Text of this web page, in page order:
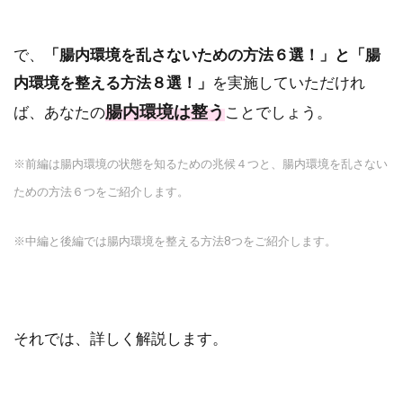
で、 「腸内環境を乱さないための方法６選！」 と「腸
内環境を整える方法８選！」 を実施していただけれ
ば、あなたの腸内環境は整うことでしょう。
※前編は腸内環境の状態を知るための兆候４つと、腸内環境を乱さない
ための方法６つをご紹介します。
※中編と後編では腸内環境を整える方法8つをご紹介します。
それでは、詳しく解説します。